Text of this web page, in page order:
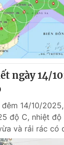
ngày 14/
14/10/
độ C, nhiệt
và rải rác có